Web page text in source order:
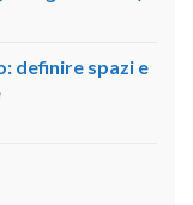
definire spazi e